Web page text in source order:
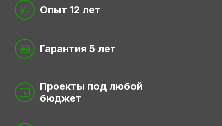
Гарантия 5 лет
Проекты под любой
бюджет
Опыт 12 лет